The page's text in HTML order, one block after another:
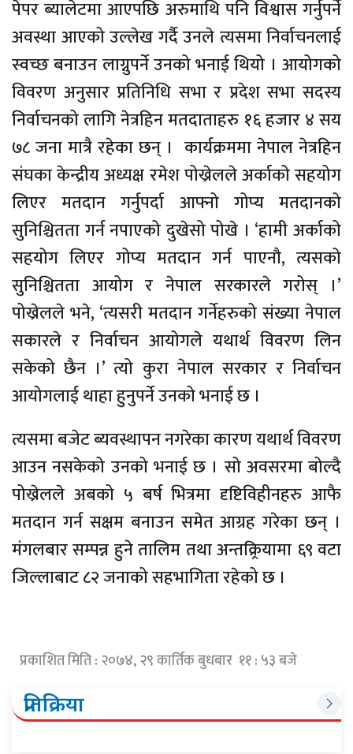
पेपर ब्यालेटमा आएपछि अरुमाथि पनि विश्वास गर्नुपर्ने
अवस्था आएको उल्लेख गर्दै उनले त्यसमा निर्वाचनलाई
स्वच्छ बनाउन लाग्नुपर्ने उनको भनाई थियो । आयोगको
विवरण अनुसार प्रतिनिधि सभा र प्रदेश सभा सदस्य
निर्वाचनको लागि नेत्रहिन मतदाताहरु १६ हजार ४ सय
७८ जना मात्रै रहेका छन् । कार्यक्रममा नेपाल नेत्रहिन
संघका केन्द्रीय अध्यक्ष रमेश पोख्रेलले अर्काको सहयोग
लिएर मतदान गर्नुपर्दा आफ्नो गोप्य मतदानको
सुनिश्चितता गर्न नपाएको दुखेसो पोखे । ‘हामी अर्काको
सहयोग लिएर गोप्य मतदान गर्न पाएनौ, त्यसको
सुनिश्चितता आयोग र नेपाल सरकारले गरोस् ।’
पोख्रेलले भने, ‘त्यसरी मतदान गर्नेहरुको संख्या नेपाल
सकारले र निर्वाचन आयोगले यथार्थ विवरण लिन
सकेको छैन ।’ त्यो कुरा नेपाल सरकार र निर्वाचन
आयोगलाई थाहा हुनुपर्ने उनको भनाई छ ।
त्यसमा बजेट ब्यवस्थापन नगरेका कारण यथार्थ विवरण
आउन नसकेको उनको भनाई छ । सो अवसरमा बोल्दै
पोख्रेलले अबको ५ बर्ष भित्रमा दृष्टिविहीनहरु आफै
मतदान गर्न सक्षम बनाउन समेत आग्रह गरेका छन् ।
मंगलबार सम्पन्न हुने तालिम तथा अन्तक्र्रियामा ६९ वटा
जिल्लाबाट ८२ जनाको सहभागिता रहेको छ ।
प्रकाशित मिति : २०७४, २९ कार्तिक बुधबार ११ : ५३ बजे
प्रतिक्रिया